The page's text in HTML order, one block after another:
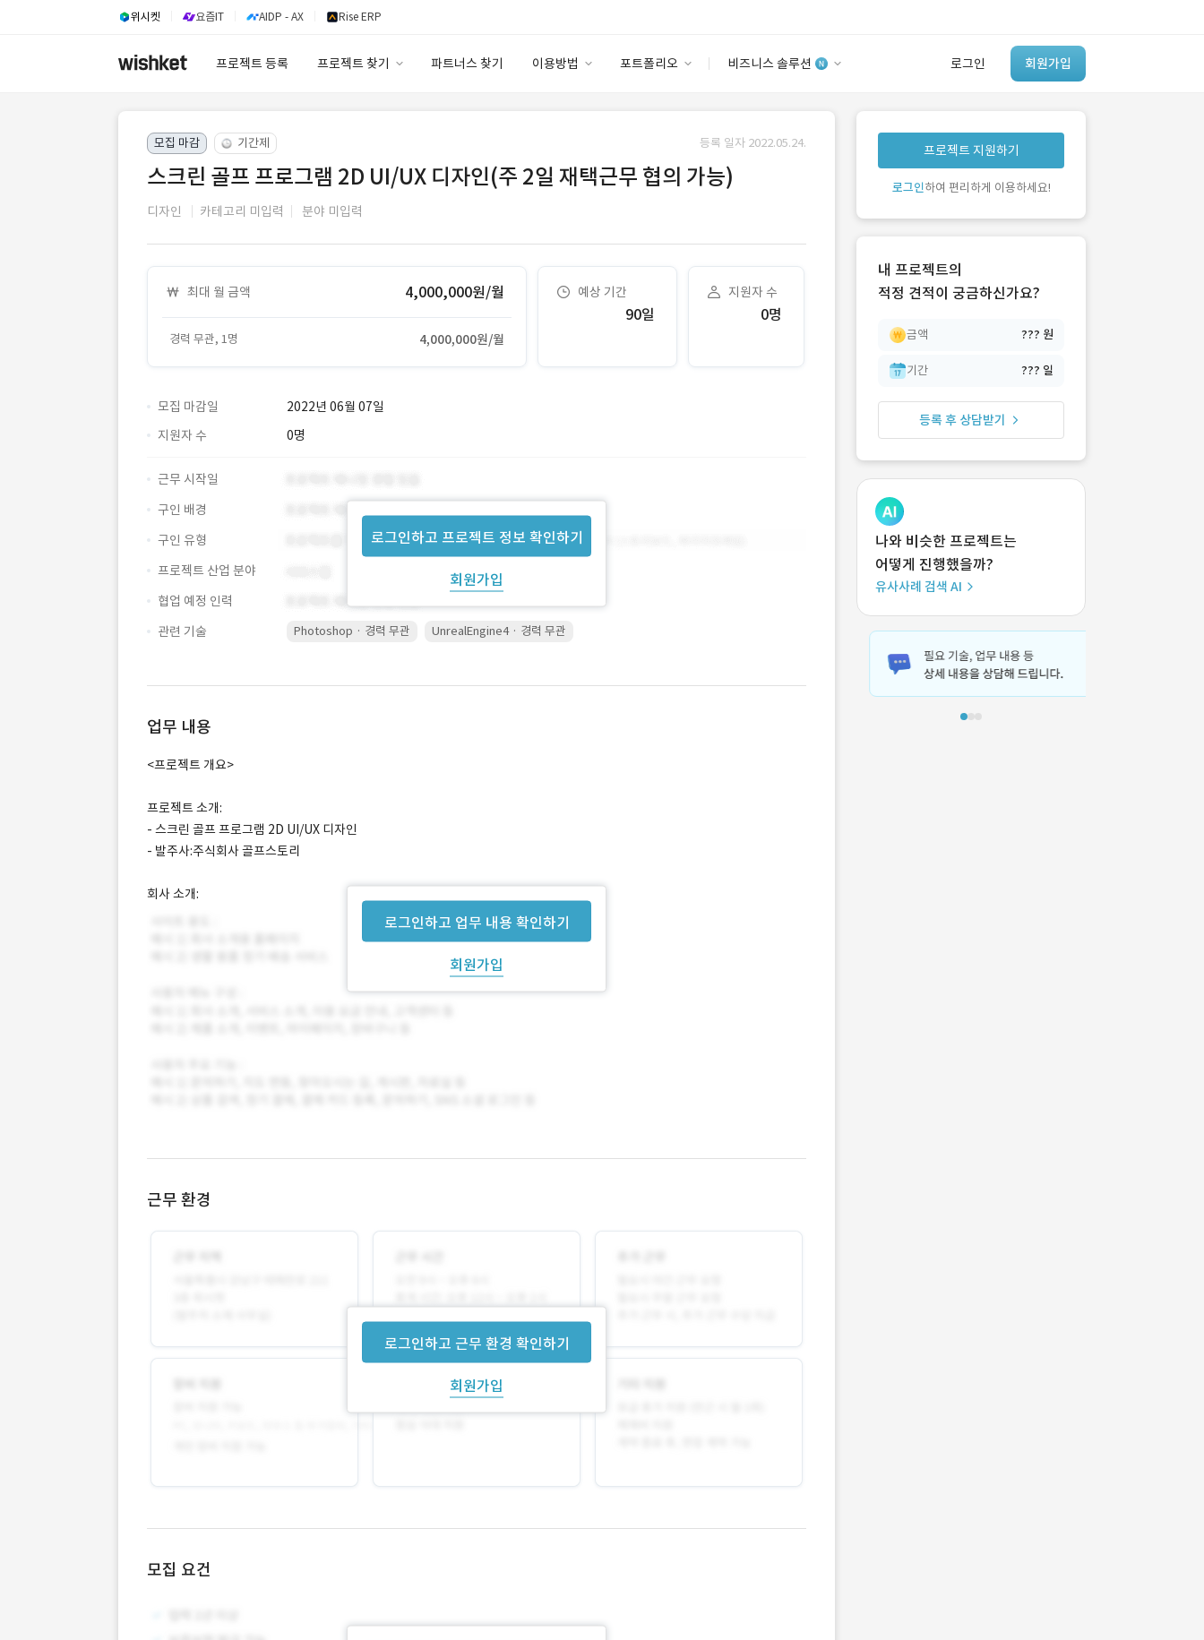
위시켓 요즘IT AIDP - AX Rise ERP
프로젝트 등록 프로젝트 찾기 파트너스 찾기 이용방법 포트폴리오 비즈니스 솔루션 로그인 회원가입
이용요금
고객센터
안심 코드 케어
솔루션 마켓
스토어
유사사례 검색 AI
‘이런 거’ 만들어본
개발 회사 있어?
모집 마감 기간제 등록 일자 2022.05.24.
스크린 골프 프로그램 2D UI/UX 디자인(주 2일 재택근무 협의 가능)
디자인 카테고리 미입력 분야 미입력
최대 월 금액 4,000,000원/월
경력 무관, 1명 4,000,000원/월
예상 기간
90일
지원자 수
0명
모집 마감일
2022년 06월 07일
지원자 수
0명
로그인하고 프로젝트 정보 확인하기
회원가입
근무 시작일
구인 배경
구인 유형
프로젝트 산업 분야
협업 예정 인력
관련 기술
Photoshop · 경력 무관 UnrealEngine4 · 경력 무관
업무 내용
로그인하고 업무 내용 확인하기
회원가입
<프로젝트 개요>
프로젝트 소개:
- 스크린 골프 프로그램 2D UI/UX 디자인
- 발주사:주식회사 골프스토리
회사 소개:
근무 환경
로그인하고 근무 환경 확인하기
회원가입
모집 요건
프로젝트 지원하기
로그인하여 편리하게 이용하세요!
내 프로젝트의
적정 견적이 궁금하신가요?
금액 ??? 원
기간 ??? 일
등록 후 상담받기
나와 비슷한 프로젝트는
어떻게 진행했을까?
유사사례 검색 AI